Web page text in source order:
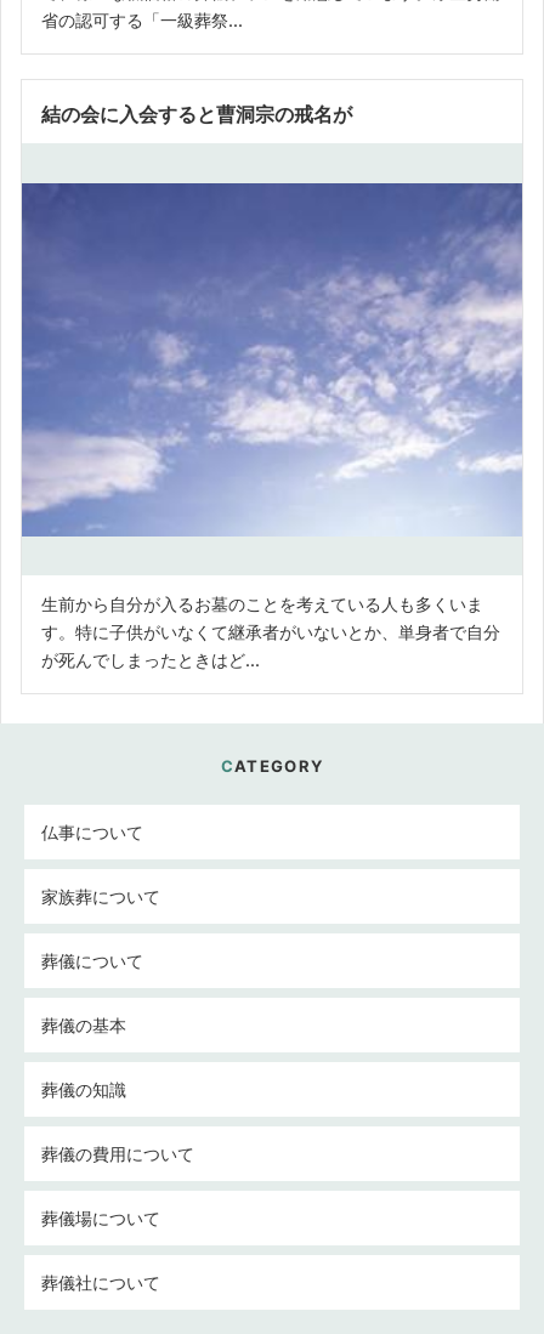
省の認可する「一級葬祭...
結の会に入会すると曹洞宗の戒名が
生前から自分が入るお墓のことを考えている人も多くいま
す。特に子供がいなくて継承者がいないとか、単身者で自分
が死んでしまったときはど...
CATEGORY
仏事について
家族葬について
葬儀について
葬儀の基本
葬儀の知識
葬儀の費用について
葬儀場について
葬儀社について